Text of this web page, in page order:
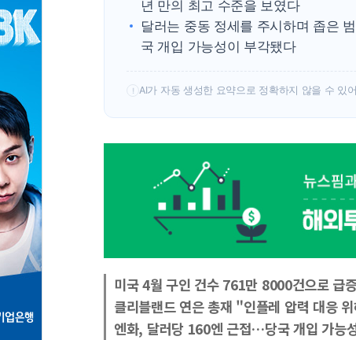
년 만의 최고 수준을 보였다
달러는 중동 정세를 주시하며 좁은
국 개입 가능성이 부각됐다
! AI가 자동 생성한 요약으로 정확하지 않을 수 있
미국 4월 구인 건수 761만 8000건으로 급
클리블랜드 연은 총재 "인플레 압력 대응
엔화, 달러당 160엔 근접…당국 개입 가능